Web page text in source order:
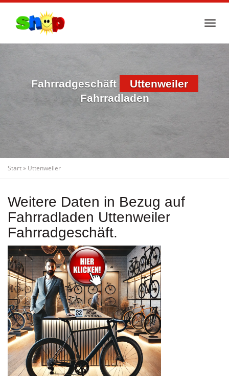
Fahrradgeschäft
Uttenweiler
Fahrradladen
Start» Uttenweiler
Weitere Daten in Bezug auf
Fahrradladen Uttenweiler
Fahrradgeschäft.